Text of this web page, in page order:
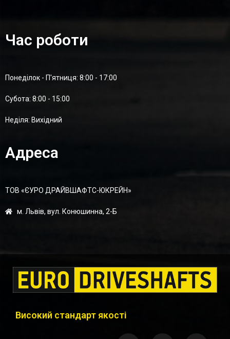
Час роботи
Понеділок - П'ятниця: 8:00 - 17:00
Суботa: 8:00 - 15:00
Неділя: Вихідний
Адреса
ТОВ «ЄУРО ДРАЙВШАФТC-ЮКРЕЙН»
м. Львів, вул. Конюшинна, 2-Б
Високий стандарт якості